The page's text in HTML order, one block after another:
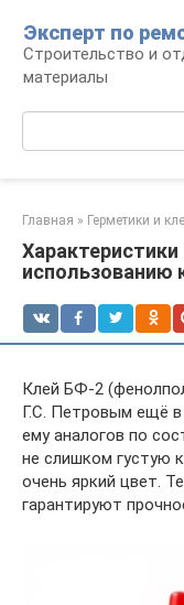
контенту
Эксперт по
Строительство и
материалы
Главная » Герметики и
Характеристики
использованию
Клей БФ-2
Г.С. Петровым ещё в
ему аналогов по
не слишком густую
очень яркий цвет.
гарантируют